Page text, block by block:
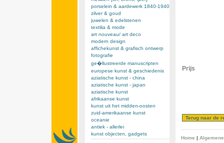
porselein & aardewerk 1840-1940
zilver & goud
juwelen & edelstenen
textilia & mode
art nouveau/ art deco
modern design
affichekunst & grafisch ontwerp
fotografie
ge�llustreerde manuscripten
europese kunst & geschiedenis
aziatische kunst - china
aziatische kunst - japan
aziatische kunst
afrikaanse kunst
kunst uit het midden-oosten
zuid-amerikaanse kunst
oceanie
antiek - allerlei
kunst objecten, gadgets
Prijs
Home |